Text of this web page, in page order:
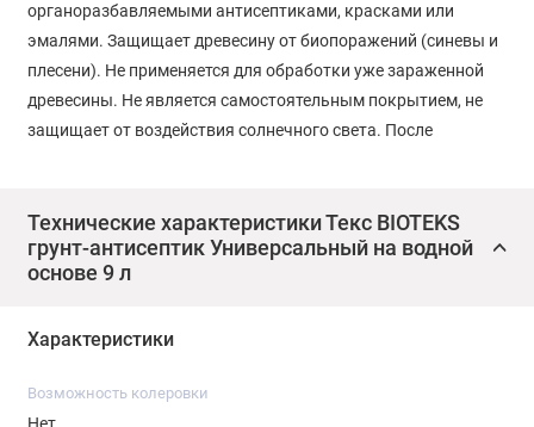
органоразбавляемыми антисептиками, красками или
эмалями. Защищает древесину от биопоражений (синевы и
плесени). Не применяется для обработки уже зараженной
древесины. Не является самостоятельным покрытием, не
защищает от воздействия солнечного света. После
Предварительная подготовка
верхний слой древесины снять шлифованием и очистить
поверхности очистить с помощью хлорсодержащего
Технические характеристики Текс BIOTEKS
грунт-антисептик Универсальный на водной
основе 9 л
Характеристики
Возможность колеровки
Нет